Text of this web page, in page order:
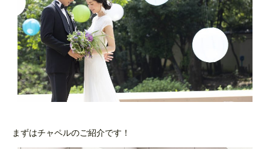
まずはチャペルのご紹介です！